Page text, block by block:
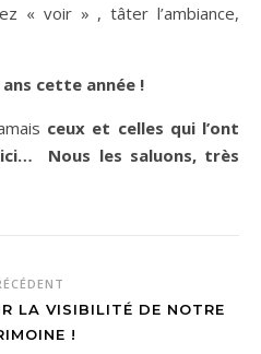
« voir » , tâter l’ambiance,
ans cette année !
ceux et celles qui l’ont
Nous les saluons, très
LA VISIBILITÉ DE NOTRE
!